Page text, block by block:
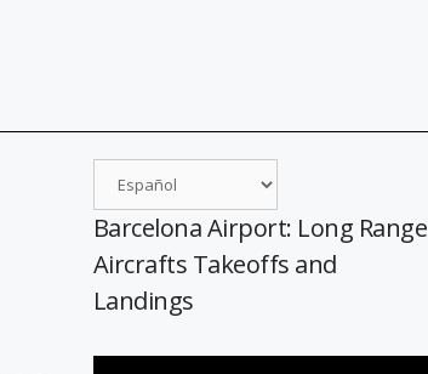
Barcelona Airport: Long Range
Aircrafts Takeoffs and
Landings